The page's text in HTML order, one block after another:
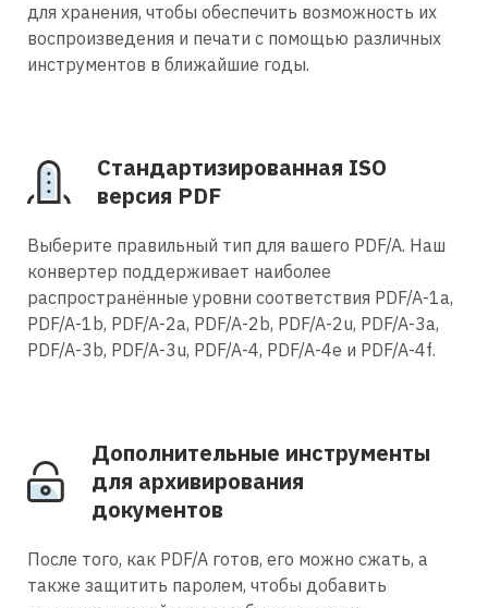
для хранения, чтобы обеспечить возможность их
воспроизведения и печати с помощью различных
инструментов в ближайшие годы.
Стандартизированная ISO
версия PDF
Выберите правильный тип для вашего PDF/A. Наш
конвертер поддерживает наиболее
распространённые уровни соответствия PDF/A-1a,
PDF/A-1b, PDF/A-2a, PDF/A-2b, PDF/A-2u, PDF/A-3a,
PDF/A-3b, PDF/A-3u, PDF/A-4, PDF/A-4e и PDF/A-4f.
Дополнительные инструменты
для архивирования
документов
После того, как PDF/A готов, его можно сжать, а
также защитить паролем, чтобы добавить